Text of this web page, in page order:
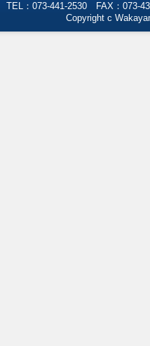
TEL：073-441-2530 FAX：073-
Copyright c